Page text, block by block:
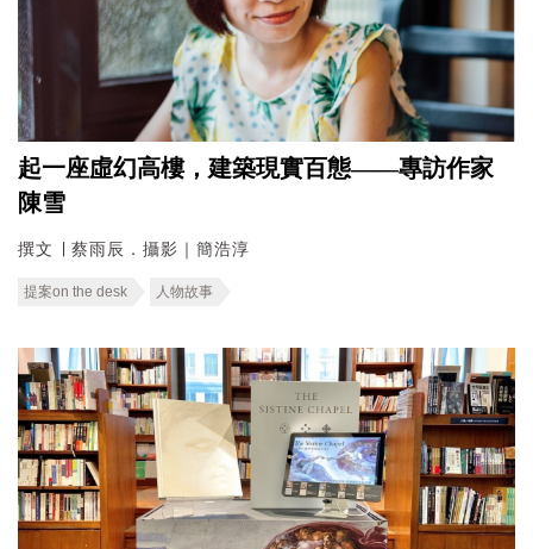
起一座虛幻高樓，建築現實百態——專訪作家
陳雪
撰文 ∣ 蔡雨辰．攝影｜簡浩淳
提案on the desk 人物故事